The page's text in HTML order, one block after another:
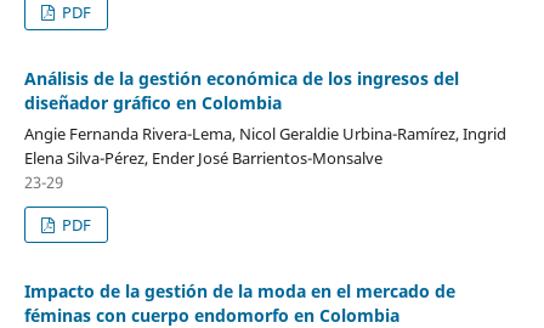
PDF
Análisis de la gestión económica de los ingresos del
diseñador gráfico en Colombia
Angie Fernanda Rivera-Lema, Nicol Geraldie Urbina-Ramírez, Ingrid
Elena Silva-Pérez, Ender José Barrientos-Monsalve
23-29
PDF
Impacto de la gestión de la moda en el mercado de
féminas con cuerpo endomorfo en Colombia